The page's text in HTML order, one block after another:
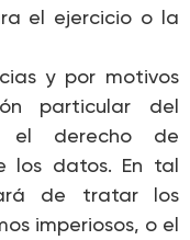
el ejercicio o la
y por motivos
particular del
el derecho de
los datos. En tal
de tratar los
imperiosos, o el